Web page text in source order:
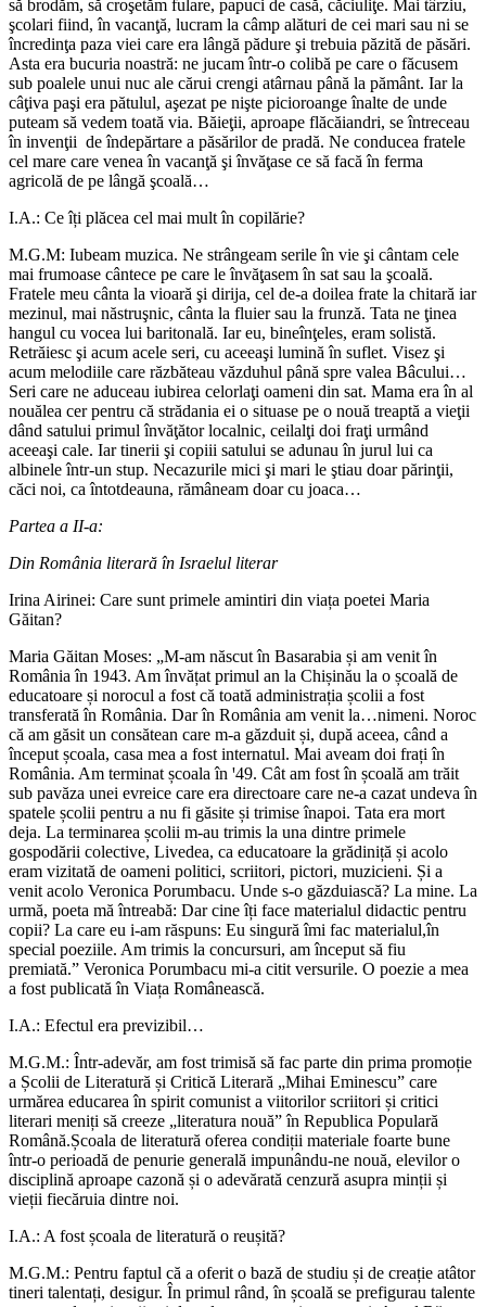
să brodăm, să croşetăm fulare, papuci de casă, căciuliţe. Mai târziu,
şcolari fiind, în vacanţă, lucram la câmp alături de cei mari sau ni se
încredinţa paza viei care era lângă pădure şi trebuia păzită de păsări.
Asta era bucuria noastră: ne jucam într-o colibă pe care o făcusem
sub poalele unui nuc ale cărui crengi atârnau până la pământ. Iar la
câţiva paşi era pătulul, aşezat pe nişte picioroange înalte de unde
puteam să vedem toată via. Băieţii, aproape flăcăiandri, se întreceau
în invenţii de îndepărtare a păsărilor de pradă. Ne conducea fratele
cel mare care venea în vacanţă şi învăţase ce să facă în ferma
agricolă de pe lângă şcoală…
I.A.: Ce îți plăcea cel mai mult în copilărie?
M.G.M: Iubeam muzica. Ne strângeam serile în vie şi cântam cele
mai frumoase cântece pe care le învăţasem în sat sau la şcoală.
Fratele meu cânta la vioară şi dirija, cel de-a doilea frate la chitară iar
mezinul, mai năstruşnic, cânta la fluier sau la frunză. Tata ne ţinea
hangul cu vocea lui baritonală. Iar eu, bineînţeles, eram solistă.
Retrăiesc şi acum acele seri, cu aceeaşi lumină în suflet. Visez şi
acum melodiile care răzbăteau văzduhul până spre valea Bâcului…
Seri care ne aduceau iubirea celorlaţi oameni din sat. Mama era în al
nouălea cer pentru că strădania ei o situase pe o nouă treaptă a vieţii
dând satului primul învăţător localnic, ceilalţi doi fraţi urmând
aceeaşi cale. Iar tinerii şi copiii satului se adunau în jurul lui ca
albinele într-un stup. Necazurile mici şi mari le ştiau doar părinţii,
căci noi, ca întotdeauna, rămâneam doar cu joaca…
Partea a II-a:
Din România literară în Israelul literar
Irina Airinei: Care sunt primele amintiri din viața poetei Maria
Găitan?
Maria Găitan Moses: „M-am născut în Basarabia și am venit în
România în 1943. Am învățat primul an la Chișinău la o școală de
educatoare și norocul a fost că toată administrația școlii a fost
transferată în România. Dar în România am venit la…nimeni. Noroc
că am găsit un consătean care m-a găzduit și, după aceea, când a
început școala, casa mea a fost internatul. Mai aveam doi frați în
România. Am terminat școala în ꞌ49. Cât am fost în școală am trăit
sub pavăza unei evreice care era directoare care ne-a cazat undeva în
spatele școlii pentru a nu fi găsite și trimise înapoi. Tata era mort
deja. La terminarea școlii m-au trimis la una dintre primele
gospodării colective, Livedea, ca educatoare la grădiniță și acolo
eram vizitată de oameni politici, scriitori, pictori, muzicieni. Și a
venit acolo Veronica Porumbacu. Unde s-o găzduiască? La mine. La
urmă, poeta mă întreabă: Dar cine îți face materialul didactic pentru
copii? La care eu i-am răspuns: Eu singură îmi fac materialul,în
special poeziile. Am trimis la concursuri, am început să fiu
premiată.” Veronica Porumbacu mi-a citit versurile. O poezie a mea
a fost publicată în Viața Românească.
I.A.: Efectul era previzibil…
M.G.M.: Într-adevăr, am fost trimisă să fac parte din prima promoție
a Școlii de Literatură și Critică Literară „Mihai Eminescu” care
urmărea educarea în spirit comunist a viitorilor scriitori și critici
literari meniți să creeze „literatura nouă” în Republica Populară
Română.Școala de literatură oferea condiții materiale foarte bune
într-o perioadă de penurie generală impunându-ne nouă, elevilor o
disciplină aproape cazonă și o adevărată cenzură asupra minții și
vieții fiecăruia dintre noi.
I.A.: A fost școala de literatură o reușită?
M.G.M.: Pentru faptul că a oferit o bază de studiu și de creație atâtor
tineri talentați, desigur. În primul rând, în școală se prefigurau talente